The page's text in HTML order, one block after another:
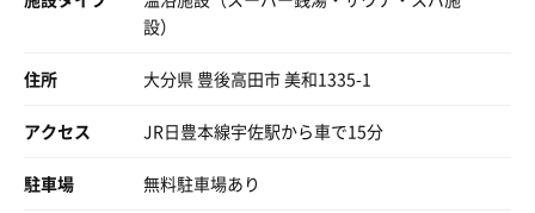
設）
住所 大分県 豊後高田市 美和1335-1
アクセス JR日豊本線宇佐駅から車で15分
駐車場 無料駐車場あり